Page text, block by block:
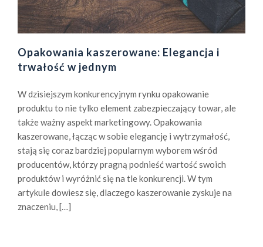
Opakowania kaszerowane: Elegancja i
trwałość w jednym
W dzisiejszym konkurencyjnym rynku opakowanie
produktu to nie tylko element zabezpieczający towar, ale
także ważny aspekt marketingowy. Opakowania
kaszerowane, łącząc w sobie elegancję i wytrzymałość,
stają się coraz bardziej popularnym wyborem wśród
producentów, którzy pragną podnieść wartość swoich
produktów i wyróżnić się na tle konkurencji. W tym
artykule dowiesz się, dlaczego kaszerowanie zyskuje na
znaczeniu, […]